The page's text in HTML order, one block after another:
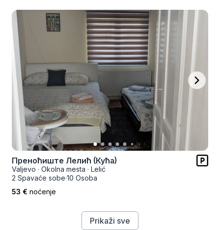
Преноћиште Лелић (Кућа)
Valjevo · Okolna mesta · Lelić
2 Spavaće sobe·10 Osoba
53 € noćenje
Prikaži sve